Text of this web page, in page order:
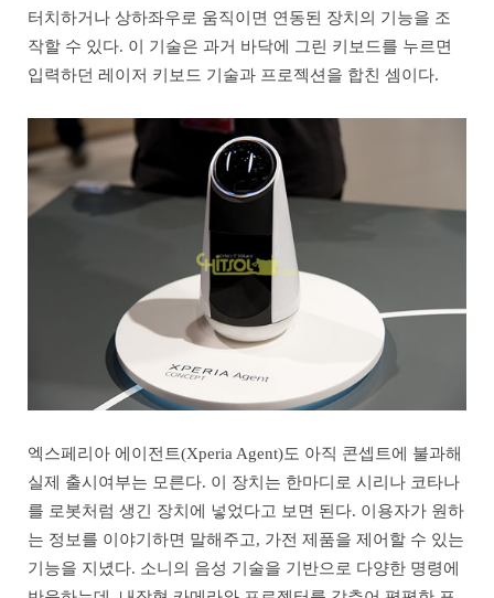
터치하거나 상하좌우로 움직이면 연동된 장치의 기능을 조
작할 수 있다. 이 기술은 과거 바닥에 그린 키보드를 누르면
입력하던 레이저 키보드 기술과 프로젝션을 합친 셈이다.
엑스페리아 에이전트(Xperia Agent)도 아직 콘셉트에 불과해
실제 출시여부는 모른다. 이 장치는 한마디로 시리나 코타나
를 로봇처럼 생긴 장치에 넣었다고 보면 된다. 이용자가 원하
는 정보를 이야기하면 말해주고, 가전 제품을 제어할 수 있는
기능을 지녔다. 소니의 음성 기술을 기반으로 다양한 명령에